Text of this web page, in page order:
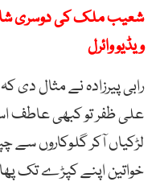
شعیب ملک کی دوسری
ویڈیو وائرل
رابی پیرزادہ نے مثال دی
علی ظفر تو کبھی عاطف
لڑکیاں آکر گلوکاروں
خواتین اپنے کپڑے تک